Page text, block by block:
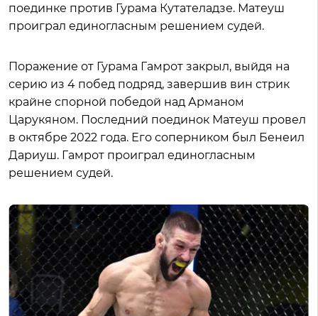
поединке против Гурама Кутателадзе. Матеуш
проиграл единогласным решением судей.
Поражение от Гурама Гамрот закрыл, выйдя на
серию из 4 побед подряд, завершив вин стрик
крайне спорной победой над Арманом
Царукяном. Последний поединок Матеуш провел
в октябре 2022 года. Его соперником был Бенеил
Дариуш. Гамрот проиграл единогласным
решением судей.